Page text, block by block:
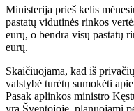
Ministerija prieš kelis
pastatų vidutinės rinkos
eurų, o bendra visų pastatų
eurų.
Skaičiuojama, kad iš
valstybė turėtų sumokėti
Pasak aplinkos ministro
yra Šventojoje, planuojami